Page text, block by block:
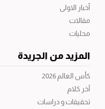
أخبار الاولى
مقالات
محليات
المزيد من الجريدة
كأس العالم 2026
آخر كلام
تحقيقات و دراسات